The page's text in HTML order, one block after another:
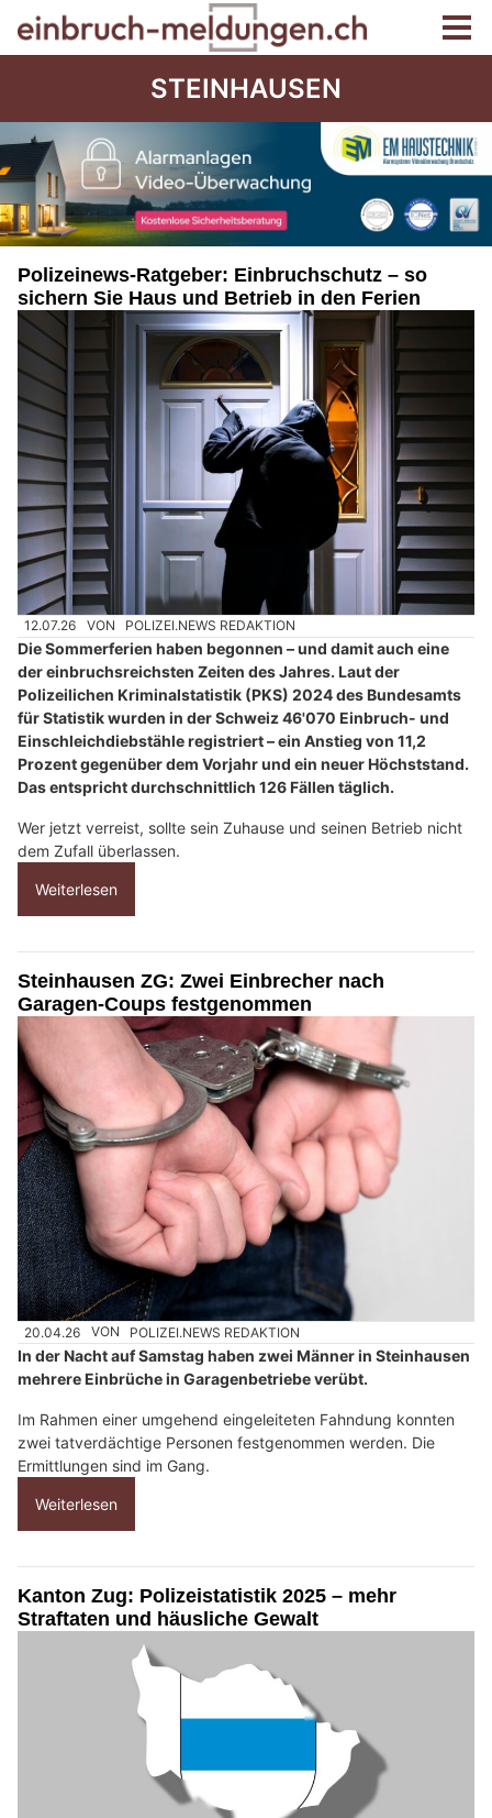
STEINHAUSEN
Polizeinews-Ratgeber: Einbruchschutz – so
sichern Sie Haus und Betrieb in den Ferien
12.07.26 VON POLIZEI.NEWS REDAKTION
Die Sommerferien haben begonnen – und damit auch eine
der einbruchsreichsten Zeiten des Jahres. Laut der
Polizeilichen Kriminalstatistik (PKS) 2024 des Bundesamts
für Statistik wurden in der Schweiz 46'070 Einbruch- und
Einschleichdiebstähle registriert – ein Anstieg von 11,2
Prozent gegenüber dem Vorjahr und ein neuer Höchststand.
Das entspricht durchschnittlich 126 Fällen täglich.
Wer jetzt verreist, sollte sein Zuhause und seinen Betrieb nicht
dem Zufall überlassen.
Weiterlesen
Steinhausen ZG: Zwei Einbrecher nach
Garagen-Coups festgenommen
20.04.26 VON POLIZEI.NEWS REDAKTION
In der Nacht auf Samstag haben zwei Männer in Steinhausen
mehrere Einbrüche in Garagenbetriebe verübt.
Im Rahmen einer umgehend eingeleiteten Fahndung konnten
zwei tatverdächtige Personen festgenommen werden. Die
Ermittlungen sind im Gang.
Weiterlesen
Kanton Zug: Polizeistatistik 2025 – mehr
Straftaten und häusliche Gewalt